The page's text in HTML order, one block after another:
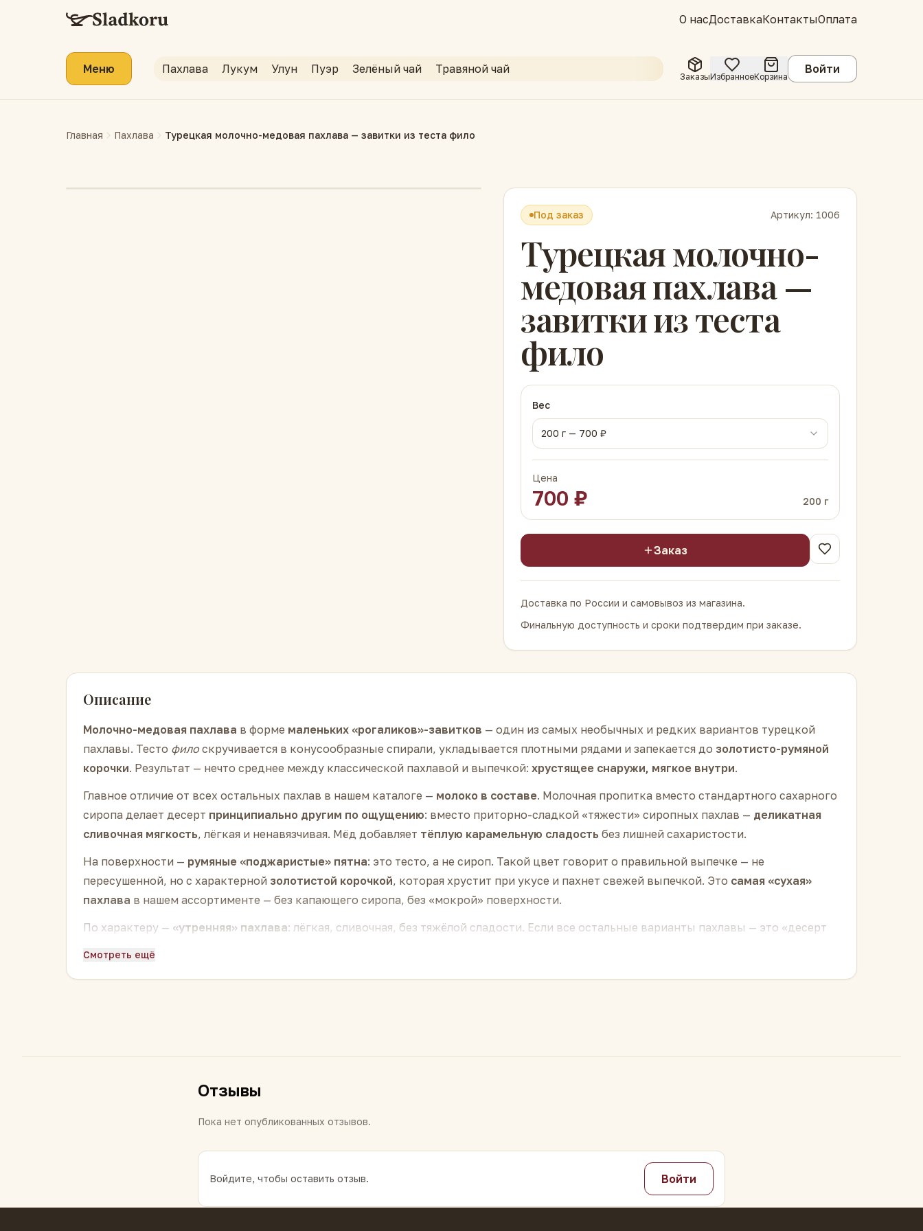
О насДоставкаКонтактыОплата
Меню Пахлава Лукум Улун Пуэр Зелёный чай Травяной чай
ЗаказыИзбранноеКорзина
Войти
Главная Пахлава Турецкая молочно-медовая пахлава — завитки из теста фило
Под заказ Артикул: 1006
Турецкая молочно-
медовая пахлава —
завитки из теста
фило
Вес
200 г — 700 ₽
Цена
700 ₽ 200 г
Заказ
Доставка по России и самовывоз из магазина.
Финальную доступность и сроки подтвердим при заказе.
Описание
Молочно-медовая пахлава в форме маленьких «рогаликов»-завитков — один из самых необычных и редких вариантов турецкой
пахлавы. Тесто фило скручивается в конусообразные спирали, укладывается плотными рядами и запекается до золотисто-румяной
корочки. Результат — нечто среднее между классической пахлавой и выпечкой: хрустящее снаружи, мягкое внутри.
Главное отличие от всех остальных пахлав в нашем каталоге — молоко в составе. Молочная пропитка вместо стандартного сахарного
сиропа делает десерт принципиально другим по ощущению: вместо приторно-сладкой «тяжести» сиропных пахлав — деликатная
сливочная мягкость, лёгкая и ненавязчивая. Мёд добавляет тёплую карамельную сладость без лишней сахаристости.
На поверхности — румяные «поджаристые» пятна: это тесто, а не сироп. Такой цвет говорит о правильной выпечке — не
пересушенной, но с характерной золотистой корочкой, которая хрустит при укусе и пахнет свежей выпечкой. Это самая «сухая»
пахлава в нашем ассортименте — без капающего сиропа, без «мокрой» поверхности.
По характеру — «утренняя» пахлава: лёгкая, сливочная, без тяжёлой сладости. Если все остальные варианты пахлавы — это «десерт
Смотреть ещё
Отзывы
Пока нет опубликованных отзывов.
Войдите, чтобы оставить отзыв. Войти